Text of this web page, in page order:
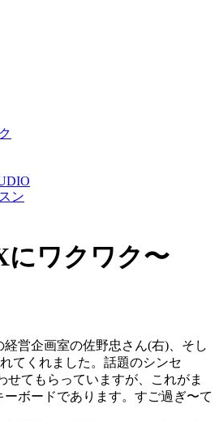
ン
にワクワク〜
営企画室の佐野忠さん(右)、そし
てくれました。話題のシンセ
せてもらっていますが、これがま
ボードであります。すご過ぎ〜て